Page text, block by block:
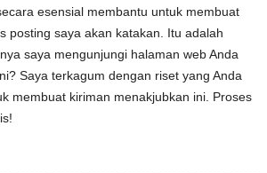
esensial membantu untuk membuat
posting saya akan katakan. Itu adalah
saya mengunjungi halaman web Anda
Saya terkagum dengan riset yang Anda
membuat kiriman menakjubkan ini. Proses